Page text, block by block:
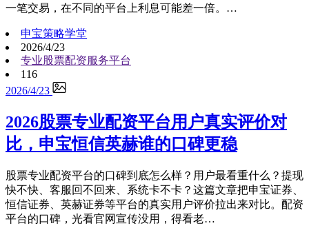
一笔交易，在不同的平台上利息可能差一倍。…
申宝策略学堂
2026/4/23
专业股票配资服务平台
116
2026/4/23
2026股票专业配资平台用户真实评价对
比，申宝恒信英赫谁的口碑更稳
股票专业配资平台的口碑到底怎么样？用户最看重什么？提现
快不快、客服回不回来、系统卡不卡？这篇文章把申宝证券、
恒信证券、英赫证券等平台的真实用户评价拉出来对比。配资
平台的口碑，光看官网宣传没用，得看老…